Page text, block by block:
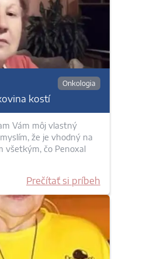
Onkologia
kostí
Vám môj vlastný
že je vhodný na
všetkým, čo Penoxal
Prečítať si príbeh